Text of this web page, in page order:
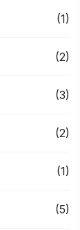
(1)
(2)
(3)
(2)
(1)
(5)